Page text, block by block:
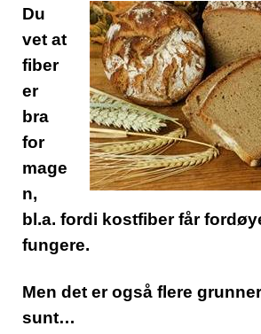
Du
vet at
fiber
er
bra
for
mage
n,
bl.a. fordi kostfiber får
fungere.
Men det er også flere
sunt…